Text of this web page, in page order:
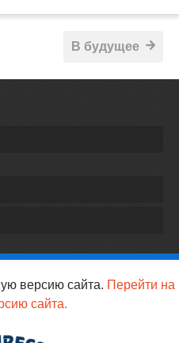
В будущее
версию сайта. Перейти на
сайта.